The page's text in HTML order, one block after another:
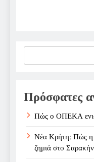
Πρόσφατες
Πώς ο ΟΠΕΚΑ
Νέα Κρήτη: Πώς
ζημιά στο